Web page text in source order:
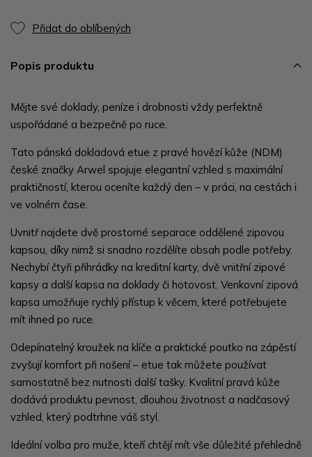
Přidat do oblíbených
Popis produktu
Mějte své doklady, peníze i drobnosti vždy perfektně
uspořádané a bezpečně po ruce.
Tato pánská dokladová etue z pravé hovězí kůže (NDM)
české značky Arwel spojuje elegantní vzhled s maximální
praktičností, kterou oceníte každý den – v práci, na cestách i
ve volném čase.
Uvnitř najdete dvě prostorné separace oddělené zipovou
kapsou, díky nimž si snadno rozdělíte obsah podle potřeby.
Nechybí čtyři přihrádky na kreditní karty, dvě vnitřní zipové
kapsy a další kapsa na doklady či hotovost. Venkovní zipová
kapsa umožňuje rychlý přístup k věcem, které potřebujete
mít ihned po ruce.
Odepínatelný kroužek na klíče a praktické poutko na zápěstí
zvyšují komfort při nošení – etue tak můžete používat
samostatně bez nutnosti další tašky. Kvalitní pravá kůže
dodává produktu pevnost, dlouhou životnost a nadčasový
vzhled, který podtrhne váš styl.
Ideální volba pro muže, kteří chtějí mít vše důležité přehledně